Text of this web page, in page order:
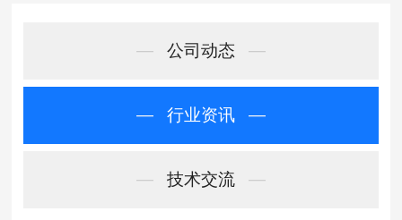
—公司动态 —
—行业资讯 —
—技术交流 —